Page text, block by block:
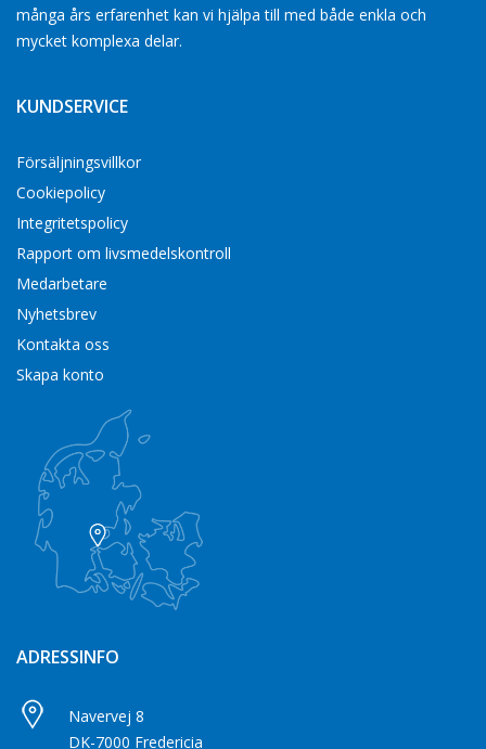
många års erfarenhet kan vi hjälpa till med både enkla och
mycket komplexa delar.
KUNDSERVICE
Försäljningsvillkor
Cookiepolicy
Integritetspolicy
Rapport om livsmedelskontroll
Medarbetare
Nyhetsbrev
Kontakta oss
Skapa konto
ADRESSINFO
Navervej 8
DK-7000 Fredericia